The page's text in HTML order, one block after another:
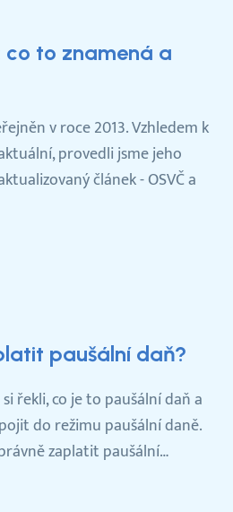
co to znamená a
v roce 2013. Vzhledem k
provedli jsme jeho
článek - OSVČ a
paušální daň?
řekli, co je to paušální daň a
do režimu paušální daně.
zaplatit paušální…